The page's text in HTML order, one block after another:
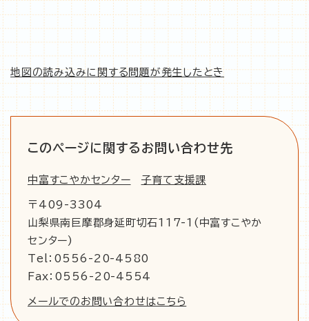
地図の読み込みに関する問題が発生したとき
このページに関するお問い合わせ先
中富すこやかセンター 子育て支援課
〒409-3304
山梨県南巨摩郡身延町切石117-1(中富すこやか
センター)
Tel：0556-20-4580
Fax：0556-20-4554
メールでのお問い合わせはこちら